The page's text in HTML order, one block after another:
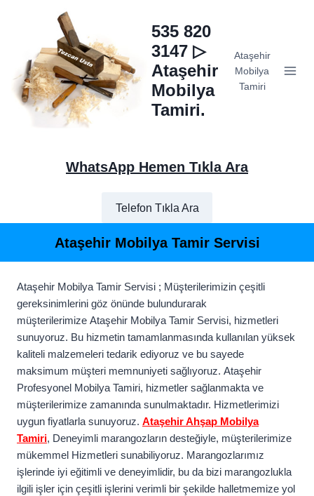
535 820
3147 ▷
Ataşehir
Mobilya
Tamiri.
Ataşehir
Mobilya
Tamiri
WhatsApp Hemen Tıkla Ara
Telefon Tıkla Ara
Ataşehir Mobilya Tamir Servisi
Ataşehir Mobilya Tamir Servisi ; Müşterilerimizin çeşitli
gereksinimlerini göz önünde bulundurarak
müşterilerimize Ataşehir Mobilya Tamir Servisi, hizmetleri
sunuyoruz. Bu hizmetin tamamlanmasında kullanılan yüksek
kaliteli malzemeleri tedarik ediyoruz ve bu sayede
maksimum müşteri memnuniyeti sağlıyoruz. Ataşehir
Profesyonel Mobilya Tamiri, hizmetler sağlanmakta ve
müşterilerimize zamanında sunulmaktadır. Hizmetlerimizi
uygun fiyatlarla sunuyoruz. Ataşehir Ahşap Mobilya
Tamiri, Deneyimli marangozların desteğiyle, müşterilerimize
mükemmel Hizmetleri sunabiliyoruz. Marangozlarımız
işlerinde iyi eğitimli ve deneyimlidir, bu da bizi marangozlukla
ilgili işler için çeşitli işlerini verimli bir şekilde halletmemize yol